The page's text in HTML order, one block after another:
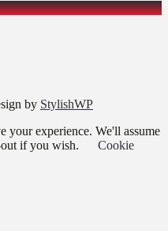
by StylishWP
your experience. We'll assume
if you wish.
Cookie